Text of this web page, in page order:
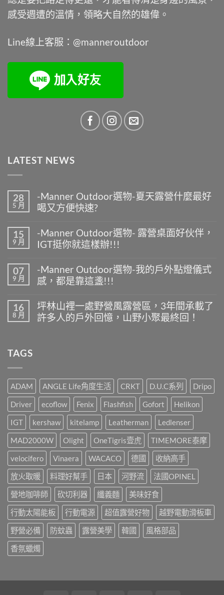
感受週遭的溫情，領略大自然的雄偉。
Line線上客服：@manneroutdoor
LATEST NEWS
28
5 月
-Manner Outdoor選物-夏天露營什麼最好
喝又方便快速?
〈-
Manner
Outdoor
夏
天
露
什
麼
最
好
中
無
留
言
15
9 月
-Manner Outdoor選物- 露營桌面好伙伴，
IGT挺你就這樣辦!!!
〈-
Manner
Outdoor
選
露
營
桌
這
樣
辦!!!〉
中
無
留
言
07
9 月
-Manner Outdoor選物-我的戶外點燈儀式
感，都是靠這盞!!!
〈-
Manner
Outdoor
選
燈
式
感，
都
是
靠
這
盞!!!〉
中
無
留
言
16
8 月
坪林山裡一處野營風露營區，3年間承載了
許多人的戶外回憶，山野小聚最終回！
處
營
露
營
區，
3
年
間
承
載
了
許
多
人
的
戶
外
回
憶，
山
野
TAGS
ADAM ANGLE Life角度生活 CRKT D.U.C系列
Dripo
Driver
ecoflow Fenix Flashfish Gofort
Helikon
IGT
kershaw kitelamp Leatherman
Ledlenser
MAD2000W
Olight OneTigris壹虎
TIMEMORE泰摩
velocifero
Vinaera WACACO 德國
收納高手
放火取暖
料理好幫手 日本 河野流
法國OPINEL
營地咖啡師
砍切利器 纖義麵
美味好食
行動太陽能板
行動電源 超值露營好物
越野電動滑板車
野營必備
防蚊蟲 露營美學 韓國
風格部品
香氛蠟燭